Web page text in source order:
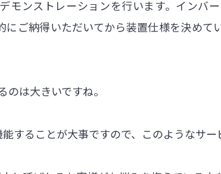
モンストレーションを行います。インバ
ご納得いただいてから装置仕様を決めて
は大きいですね。
することが大事ですので、このようなサ